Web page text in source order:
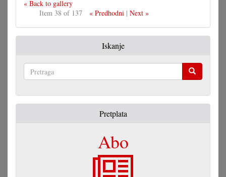
« Back to gallery
Item 38 of 137
« Predhodni| Next »
Iskanje
Pretplata
Abo